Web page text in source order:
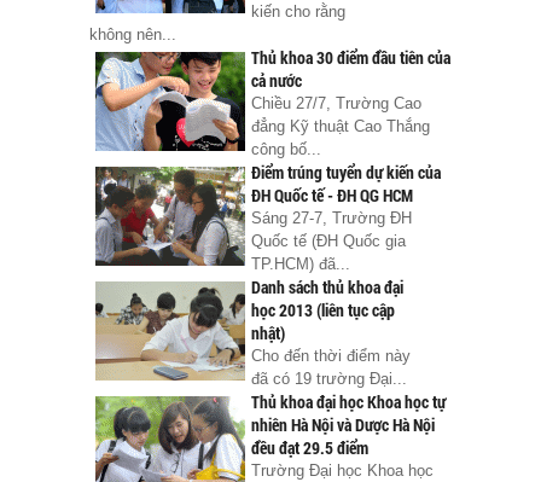
kiến cho rằng
không nên...
Thủ khoa 30 điểm đầu tiên của
cả nước
Chiều 27/7, Trường Cao
đẳng Kỹ thuật Cao Thắng
công bố...
Điểm trúng tuyển dự kiến của
ĐH Quốc tế - ĐH QG HCM
Sáng 27-7, Trường ĐH
Quốc tế (ĐH Quốc gia
TP.HCM) đã...
Danh sách thủ khoa đại
học 2013 (liên tục cập
nhật)
Cho đến thời điểm này
đã có 19 trường Đại...
Thủ khoa đại học Khoa học tự
nhiên Hà Nội và Dược Hà Nội
đều đạt 29.5 điểm
Trường Đại học Khoa học